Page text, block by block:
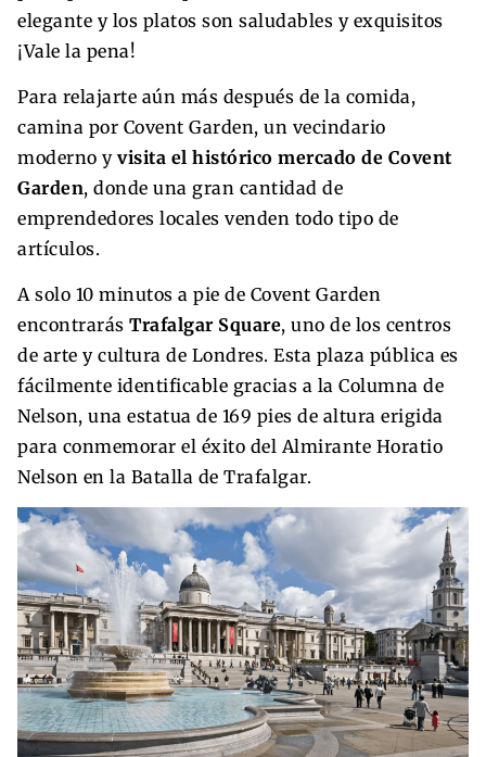
elegante y los platos son saludables y exquisitos
¡Vale la pena!
Para relajarte aún más después de la comida,
camina por Covent Garden, un vecindario
moderno yvisita el histórico mercado de Covent
Garden, donde una gran cantidad de
emprendedores locales venden todo tipo de
artículos.
A solo 10 minutos a pie de Covent Garden
encontrarás Trafalgar Square, uno de los centros
de arte y cultura de Londres. Esta plaza pública es
fácilmente identificable gracias a la Columna de
Nelson, una estatua de 169 pies de altura erigida
para conmemorar el éxito del Almirante Horatio
Nelson en la Batalla de Trafalgar.